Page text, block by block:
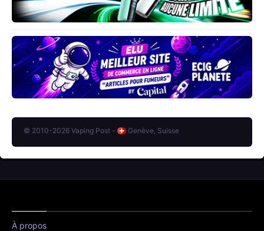
© 2010-2026 Vaping Post - Genève, Suisse
À propos